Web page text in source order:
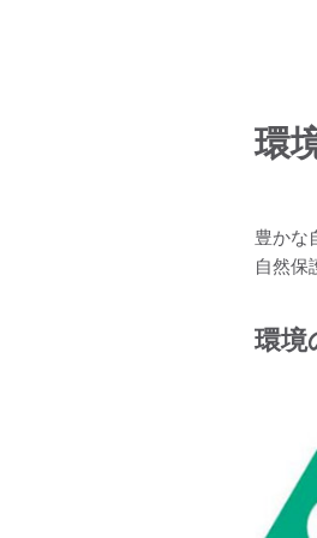
環
豊かな
自然保
環境